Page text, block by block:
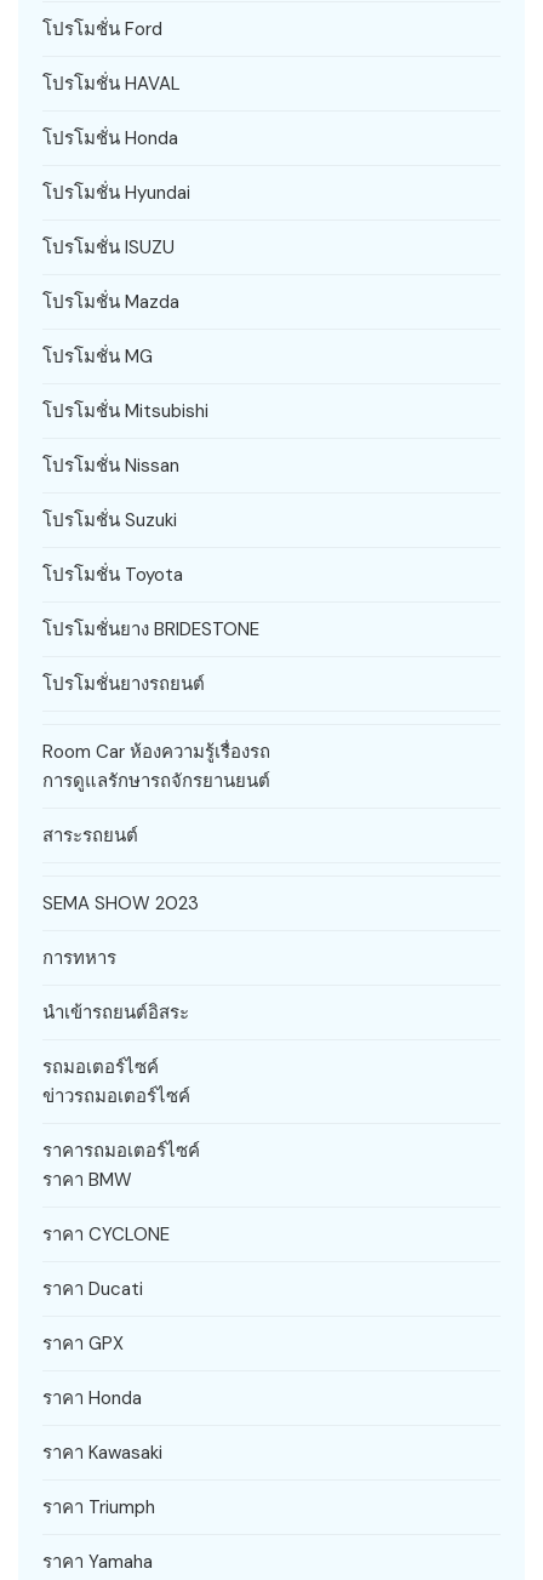
โปรโมชั่น Ford
โปรโมชั่น HAVAL
โปรโมชั่น Honda
โปรโมชั่น Hyundai
โปรโมชั่น ISUZU
โปรโมชั่น Mazda
โปรโมชั่น MG
โปรโมชั่น Mitsubishi
โปรโมชั่น Nissan
โปรโมชั่น Suzuki
โปรโมชั่น Toyota
โปรโมชั่นยาง BRIDESTONE
โปรโมชั่นยางรถยนต์
Room Car ห้องความรู้เรื่องรถ
การดูแลรักษารถจักรยานยนต์
สาระรถยนต์
SEMA SHOW 2023
การทหาร
นำเข้ารถยนต์อิสระ
รถมอเตอร์ไซค์
ข่าวรถมอเตอร์ไซค์
ราคารถมอเตอร์ไซค์
ราคา BMW
ราคา CYCLONE
ราคา Ducati
ราคา GPX
ราคา Honda
ราคา Kawasaki
ราคา Triumph
ราคา Yamaha